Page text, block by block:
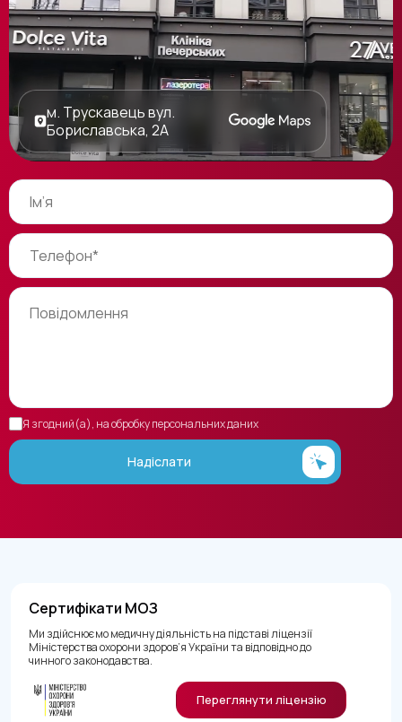
Я згодний(а), на обробку персональних даних
Надіслати
м. Трускавець вул.
Бориславська, 2А
Сертифікати МОЗ
Ми здійснюємо медичну діяльність на підставі ліцензії
Міністерства охорони здоров’я України та відповідно до
чинного законодавства.
Переглянути ліцензію